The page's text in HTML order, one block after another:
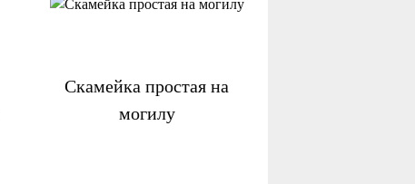
Скамейка простая на
могилу